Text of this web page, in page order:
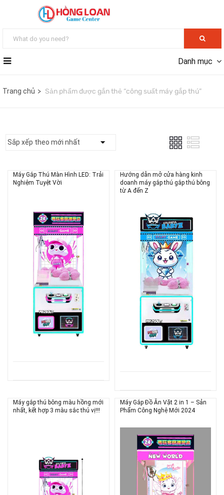
Danh mục
Trang chủ Sản phẩm được gắn thẻ “công suất máy gắp thú”
Máy Gắp Thú Màn Hình LED: Trải
Nghiệm Tuyệt Vời
Hướng dẫn mở cửa hàng kinh
doanh máy gắp thú gắp thú bông
từ A đến Z
Máy gắp thú bông màu hồng mới
nhất, kết hợp 3 màu sắc thú vị!!!
Máy Gắp Đồ Ăn Vặt 2 in 1 – Sản
Phẩm Công Nghệ Mới 2024